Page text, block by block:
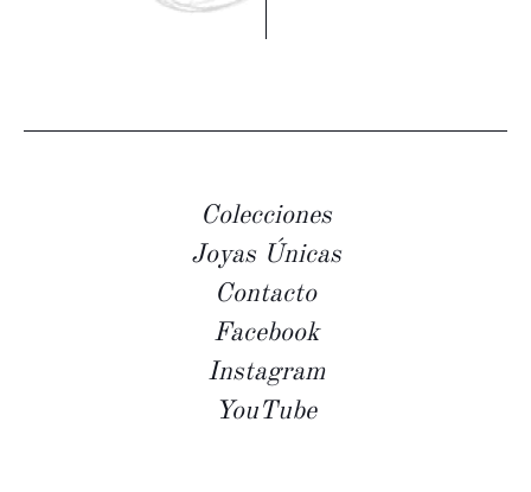
Colecciones
Joyas Únicas
Contacto
Facebook
Instagram
YouTube